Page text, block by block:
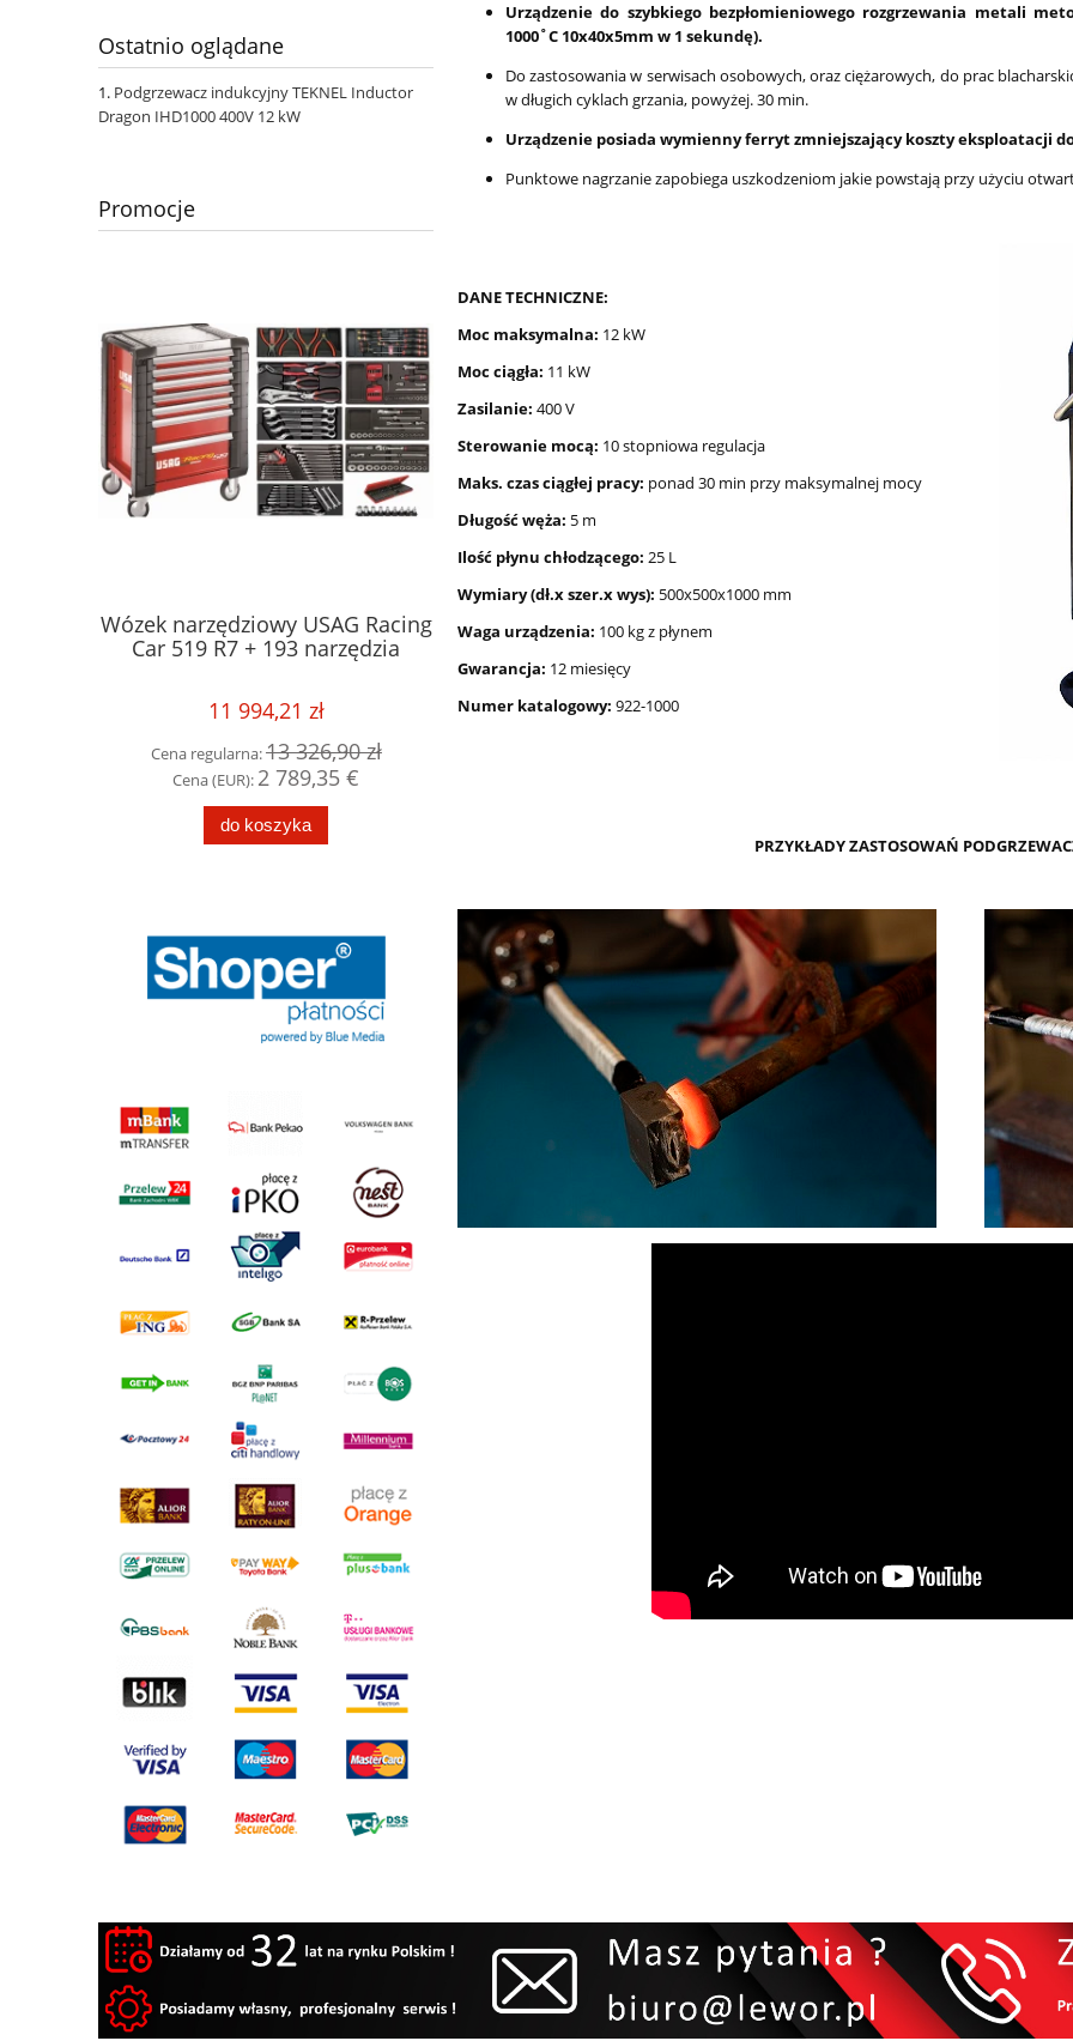
Ostatnio oglądane
Podgrzewacz indukcyjny TEKNEL Inductor
Dragon IHD1000 400V 12 kW
Promocje
RacingNożyki R2 (5-11mm) do nacinarki
do opon PSO PS-15
27,49 zł
Cena regularna:34,00 zł
do koszyka
Wyciągarka elektryczna X-BULL
HRW4500SA 12V 4500lb 2 tony
lina stalowa 13 metrów
849,90 zł
nacinarki do opon PSO PS-
Urządzenie do szybkiego bezpłomieniowego rozgrzewania metali
1000˚C 10x40x5mm w 1 sekundę).
Do zastosowania w serwisach osobowych, oraz ciężarowych, do prac
w długich cyklach grzania, powyżej. 30 min.
Urządzenie posiada wymienny ferryt zmniejszający koszty eksploatacji
Punktowe nagrzanie zapobiega uszkodzeniom jakie powstają przy użyciu
DANE TECHNICZNE:
Moc maksymalna: 12 kW
Moc ciągła: 11 kW
Zasilanie: 400 V
Sterowanie mocą: 10 stopniowa regulacja
Maks. czas ciągłej pracy: ponad 30 min przy maksymalnej mocy
Długość węża: 5 m
Ilość płynu chłodzącego: 25 L
Wymiary (dł.x szer.x wys): 500x500x1000 mm
Waga urządzenia: 100 kg z płynem
Gwarancja: 12 miesięcy
Numer katalogowy: 922-1000
PRZYKŁADY ZASTOSOWAŃ